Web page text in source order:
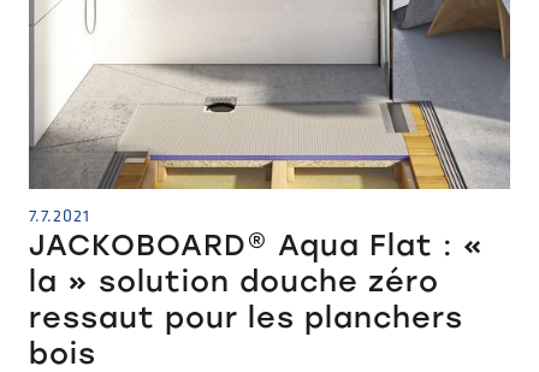
7.7.2021
JACKOBOARD® Aqua Flat : «
la » solution douche zéro
ressaut pour les planchers
bois